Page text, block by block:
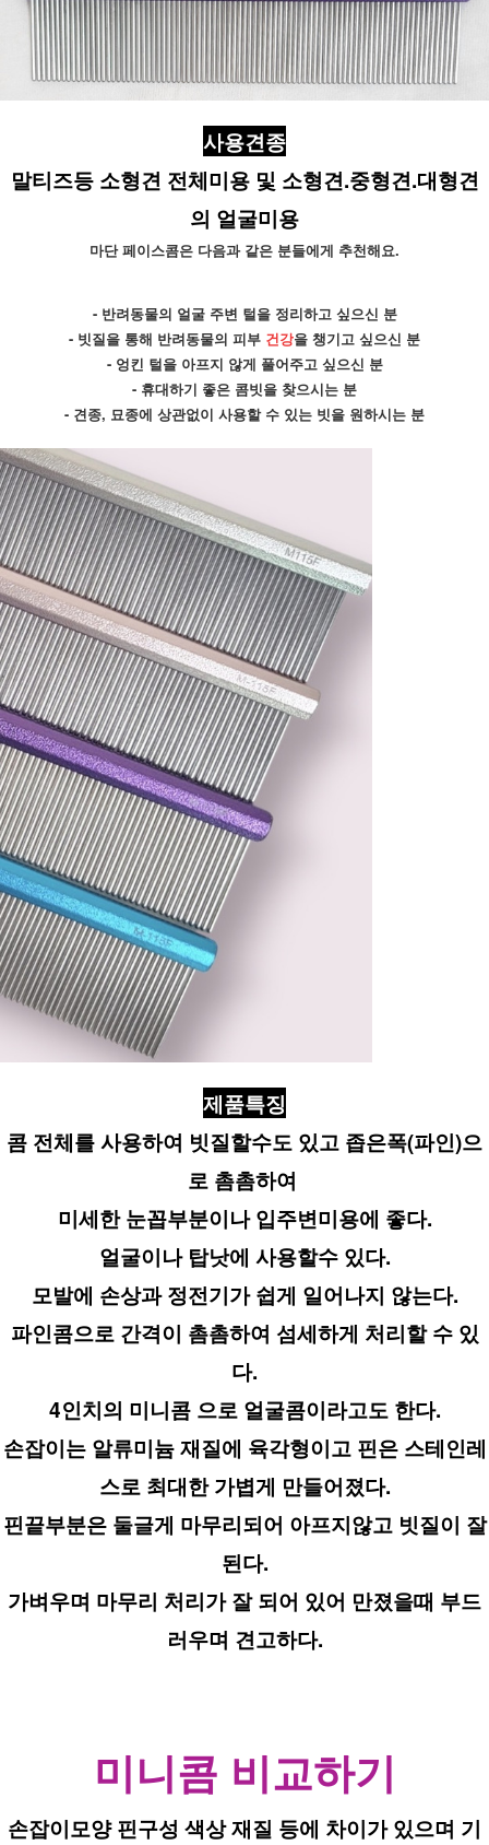
사용견종
말티즈등 소형견 전체미용 및 소형견.중형견.대형견
의 얼굴미용
마단 페이스콤은 다음과 같은 분들에게 추천해요.
- 반려동물의 얼굴 주변 털을 정리하고 싶으신 분
- 빗질을 통해 반려동물의 피부 건강을 챙기고 싶으신 분
- 엉킨 털을 아프지 않게 풀어주고 싶으신 분
- 휴대하기 좋은 콤빗을 찾으시는 분
- 견종, 묘종에 상관없이 사용할 수 있는 빗을 원하시는 분
제품특징
콤 전체를 사용하여 빗질할수도 있고 좁은폭(파인)으
로 촘촘하여
미세한 눈꼽부분이나 입주변미용에 좋다.
얼굴이나 탑낫에 사용할수 있다.
모발에 손상과 정전기가 쉽게 일어나지 않는다.
파인콤으로 간격이 촘촘하여 섬세하게 처리할 수 있
다.
4인치의 미니콤 으로 얼굴콤이라고도 한다.
손잡이는 알류미늄 재질에 육각형이고 핀은 스테인레
스로 최대한 가볍게 만들어졌다.
핀끝부분은 둘글게 마무리되어 아프지않고 빗질이 잘
된다.
가벼우며 마무리 처리가 잘 되어 있어 만졌을때 부드
러우며 견고하다.
미니콤 비교하기
손잡이모양 핀구성 색상 재질 등에 차이가 있으며 기